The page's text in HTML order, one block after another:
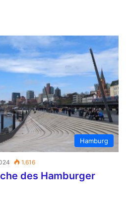
Hamburg
1.616
des Hamburger